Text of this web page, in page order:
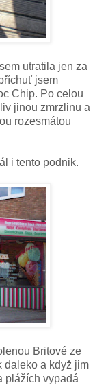
utratila jen za
jsem
Chip. Po celou
jinou zmrzlinu a
rozesmátou
i tento podnik.
Britové ze
daleko a když jim
plážích vypadá